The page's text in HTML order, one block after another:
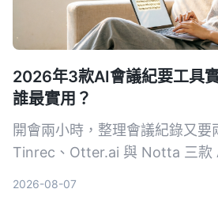
2026年3款AI會議紀要工具
誰最實用？
開會兩小時，整理會議紀錄又要
Tinrec、Otter.ai 與 Notta 三款
2026-08-07